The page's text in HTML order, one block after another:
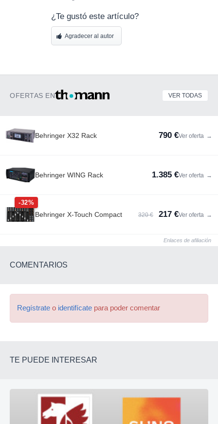
¿Te gustó este artículo?
Agradecer al autor
OFERTAS EN VER TODAS
Behringer X32 Rack 790 €Ver oferta →
Behringer WING Rack 1.385 €Ver oferta →
-32%
Behringer X-Touch Compact 320 € 217 €Ver oferta →
Enlaces de afiliación
COMENTARIOS
Regístrate o identifícate para poder comentar
TE PUEDE INTERESAR